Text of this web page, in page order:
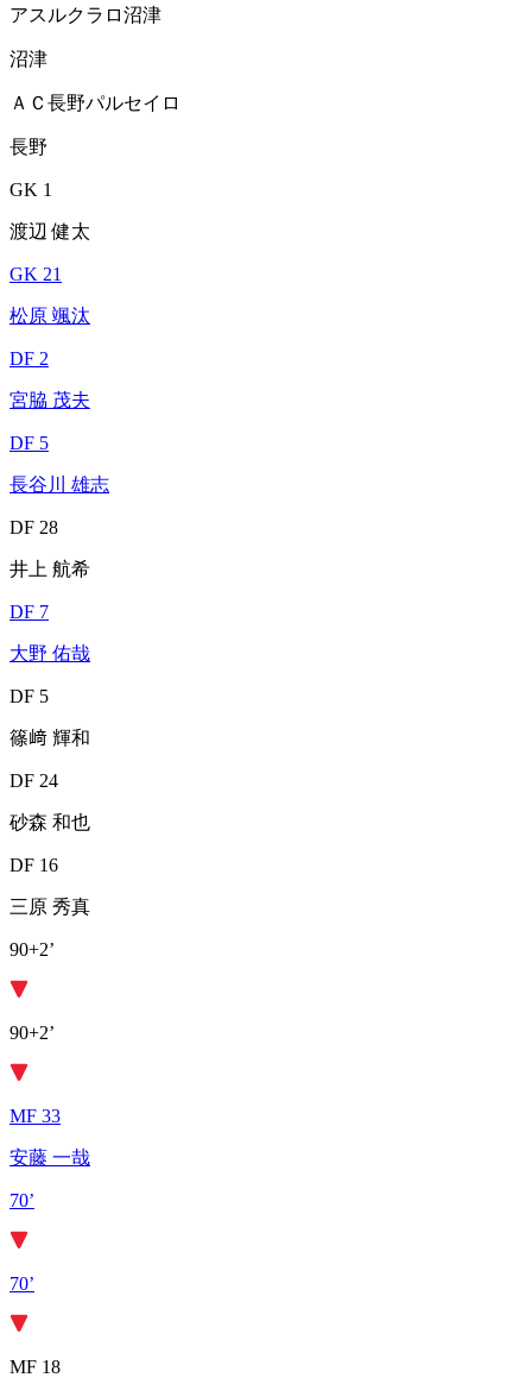
アスルクラロ沼津
沼津
ＡＣ長野パルセイロ
長野
GK 1
渡辺 健太
GK 21
松原 颯汰
DF 2
宮脇 茂夫
DF 5
長谷川 雄志
DF 28
井上 航希
DF 7
大野 佑哉
DF 5
篠﨑 輝和
DF 24
砂森 和也
DF 16
三原 秀真
90+2’
90+2’
MF 33
安藤 一哉
70’
70’
MF 18